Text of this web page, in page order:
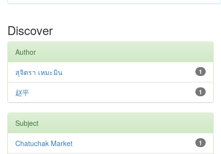
Discover
Author
1
สุจิตรา เหมะมิน
1
赵平
Subject
1
Chatuchak Market